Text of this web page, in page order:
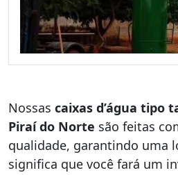
Nossas caixas d’água tipo
Piraí do Norte são feitas
qualidade, garantindo uma
significa que você fará um